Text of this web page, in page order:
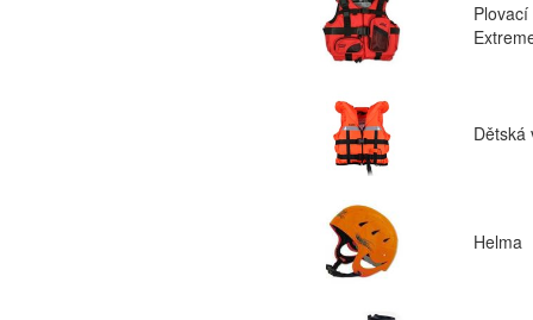
Dětská
Helma